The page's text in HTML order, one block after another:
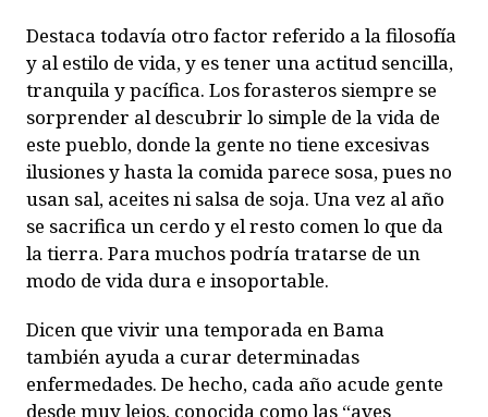
Destaca todavía otro factor referido a la filosofía
y al estilo de vida, y es tener una actitud sencilla,
tranquila y pacífica. Los forasteros siempre se
sorprender al descubrir lo simple de la vida de
este pueblo, donde la gente no tiene excesivas
ilusiones y hasta la comida parece sosa, pues no
usan sal, aceites ni salsa de soja. Una vez al año
se sacrifica un cerdo y el resto comen lo que da
la tierra. Para muchos podría tratarse de un
modo de vida dura e insoportable.
Dicen que vivir una temporada en Bama
también ayuda a curar determinadas
enfermedades. De hecho, cada año acude gente
desde muy lejos, conocida como las “aves